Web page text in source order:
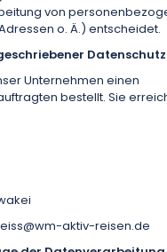
von
o. Ä.) entscheidet.
Unternehmen einen
bestellt. Sie
aktiv-reisen.de